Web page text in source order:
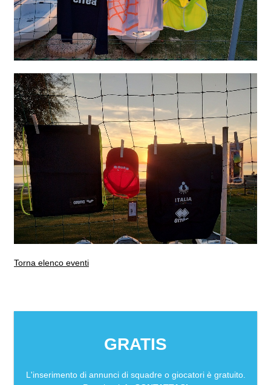
Torna elenco eventi
GRATIS
L'inserimento di annunci di squadre o giocatori è gratuito.